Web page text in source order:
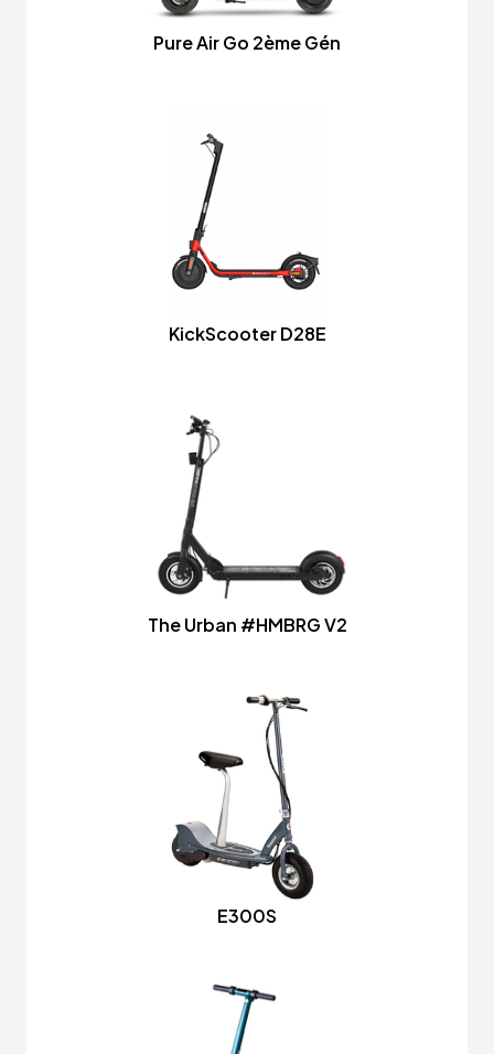
Pure Air Go 2ème Gén
KickScooter D28E
The Urban #HMBRG V2
E300S